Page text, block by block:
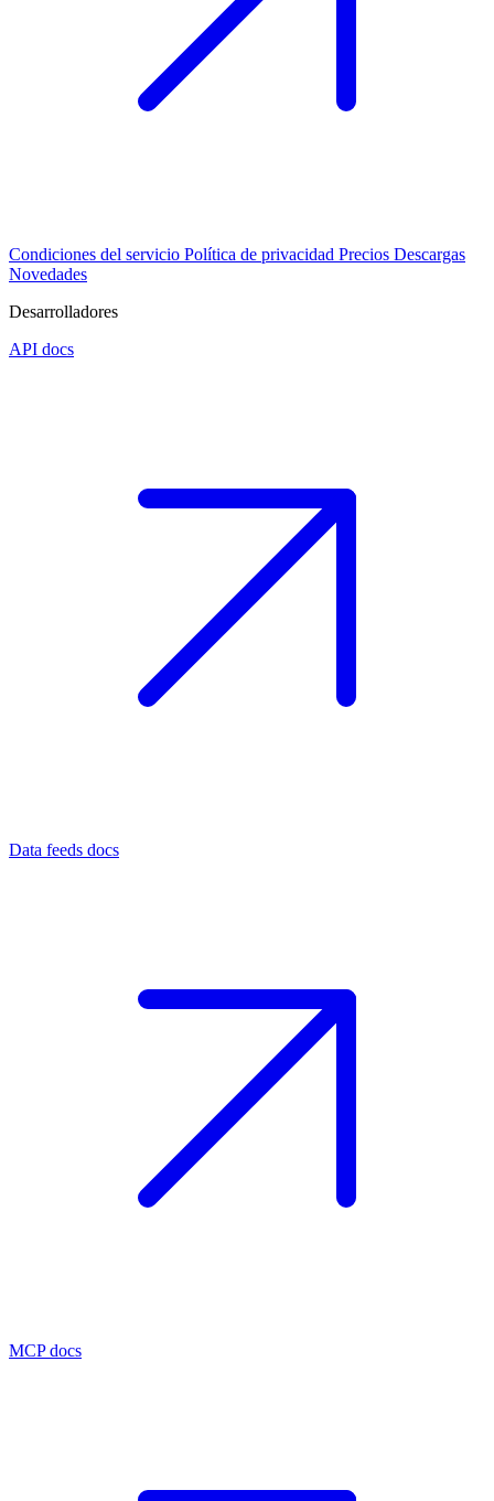
Condiciones del servicio Política de privacidad Precios Descargas
Novedades
Desarrolladores
API docs
Data feeds docs
MCP docs